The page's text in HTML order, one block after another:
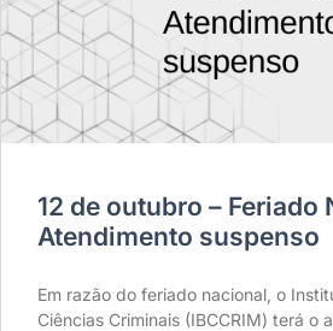
12 de outubro – Feriado
Atendimento suspenso
Em razão do feriado nacional, o
Ciências Criminais (IBCCRIM) terá o